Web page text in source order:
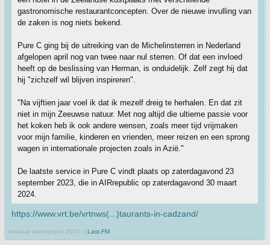
gastronomische restaurantconcepten. Over de nieuwe invulling van
de zaken is nog niets bekend.
Pure C ging bij de uitreiking van de Michelinsterren in Nederland
afgelopen april nog van twee naar nul sterren. Of dat een invloed
heeft op de beslissing van Herman, is onduidelijk. Zelf zegt hij dat
hij "zichzelf wil blijven inspireren".
"Na vijftien jaar voel ik dat ik mezelf dreig te herhalen. En dat zit
niet in mijn Zeeuwse natuur. Met nog altijd die ultieme passie voor
het koken heb ik ook andere wensen, zoals meer tijd vrijmaken
voor mijn familie, kinderen en vrienden, meer reizen en een sprong
wagen in internationale projecten zoals in Azië."
De laatste service in Pure C vindt plaats op zaterdagavond 23
september 2023, die in AIRrepublic op zaterdagavond 30 maart
2024.
https://www.vrt.be/vrtnws(...)taurants-in-cadzand/
winnaar wielerprono 2007 :) Last.FM